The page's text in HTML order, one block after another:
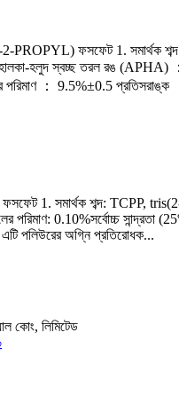
ফসফেট 1. সমার্থক
বা হালকা-হলুদ স্বচ্ছ তরল রঙ
： 9.5%±0.5 প্রতিসরাঙ্ক
1. সমার্থক শব্দ: TCPP,
0.10%সর্বোচ্চ সান্দ্রতা
পলিউরের অগ্নি প্রতিরোধক...
কোং, লিমিটেড